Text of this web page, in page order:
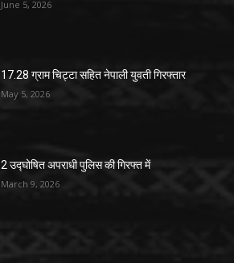
June 5, 2026
17.28 ग्राम चिट्टा सहित नेपाली युवती गिरफ्तार
May 5, 2026
2 उद्घोषित अपराधी पुलिस की गिरफ्त में
March 9, 2026